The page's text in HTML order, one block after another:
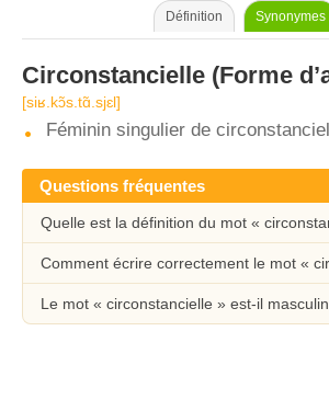
Définition Synonymes
Circonstancielle (Forme
[siʁ.kɔ̃s.tɑ̃.sjɛl]
Féminin singulier de
Questions fréquentes
Quelle est la définition du mot «
Comment écrire correctement le mot «
Le mot « circonstancielle » est-il